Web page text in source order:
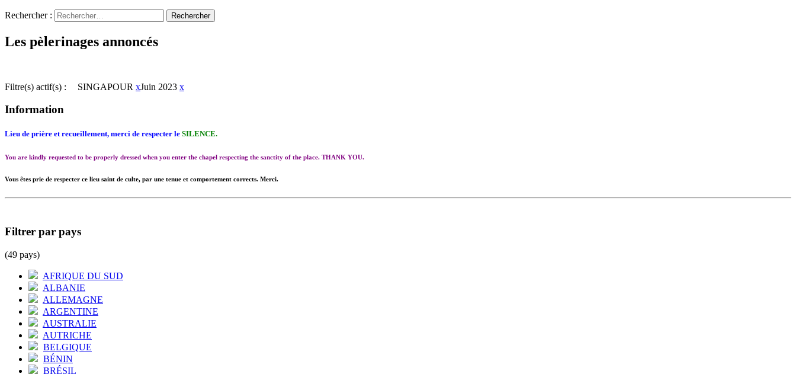
Rechercher :
Les pèlerinages annoncés
Filtre(s) actif(s) : SINGAPOUR xJuin 2023 x
Information
Lieu de prière et recueillement, merci de respecter le SILENCE.
You are kindly requested to be properly dressed when you enter the chapel respecting the sanctity of the place. THANK YOU.
Vous êtes prie de respecter ce lieu saint de culte, par une tenue et comportement corrects. Merci.
Filtrer par pays
(49 pays)
AFRIQUE DU SUD
ALBANIE
ALLEMAGNE
ARGENTINE
AUSTRALIE
AUTRICHE
BELGIQUE
BÉNIN
BRÉSIL